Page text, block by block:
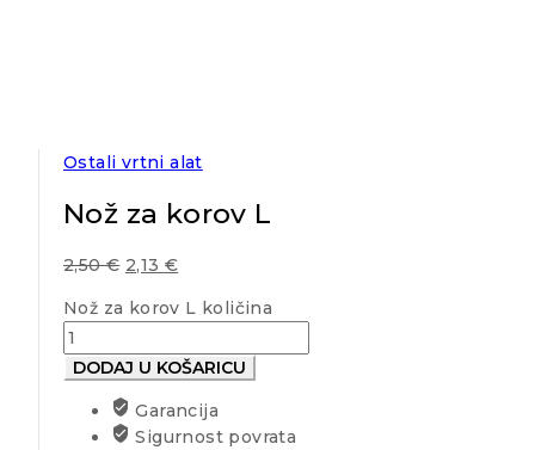
Ostali vrtni alat
Nož za korov L
2,50€ 2,13 €
Nož za korov L količina
DODAJ U KOŠARICU
Garancija
Sigurnost povrata